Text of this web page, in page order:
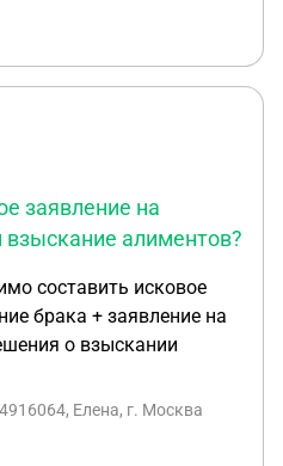
заявление на
алиментов?
составить исковое
брака + заявление на
о взыскании
Елена, г. Москва